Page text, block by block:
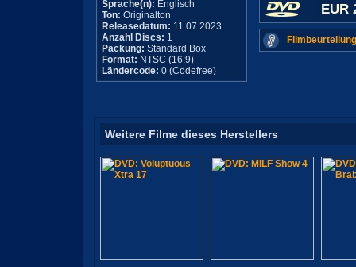
Sprache(n): Englisch
Ton: Originalton
Releasedatum: 11.07.2023
Anzahl Discs: 1
Packung: Standard Box
Format: NTSC (16:9)
Ländercode: 0 (Codefree)
EUR
Weitere Filme dieses Herstellers